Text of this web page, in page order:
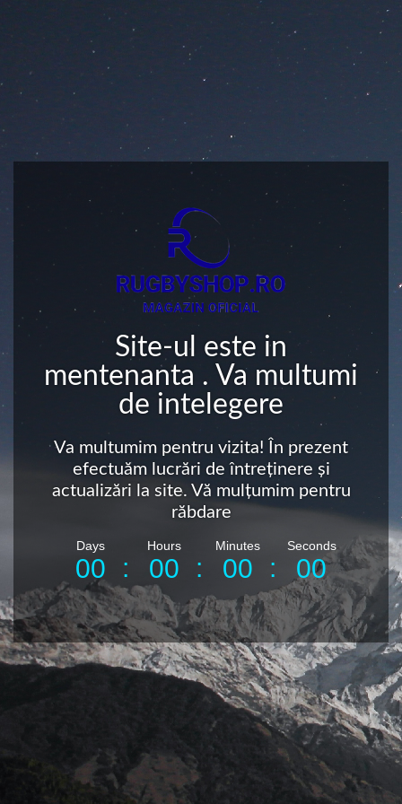
Site-ul este in
mentenanta . Va multumi
de intelegere
Va multumim pentru vizita! În prezent
efectuăm lucrări de întreținere și
actualizări la site. Vă mulțumim pentru
răbdare
00
:
Days
00
:
Hours
00
:
Minutes
00
Seconds